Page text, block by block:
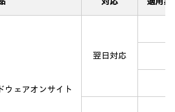
ウェアオンサイト
翌日対応